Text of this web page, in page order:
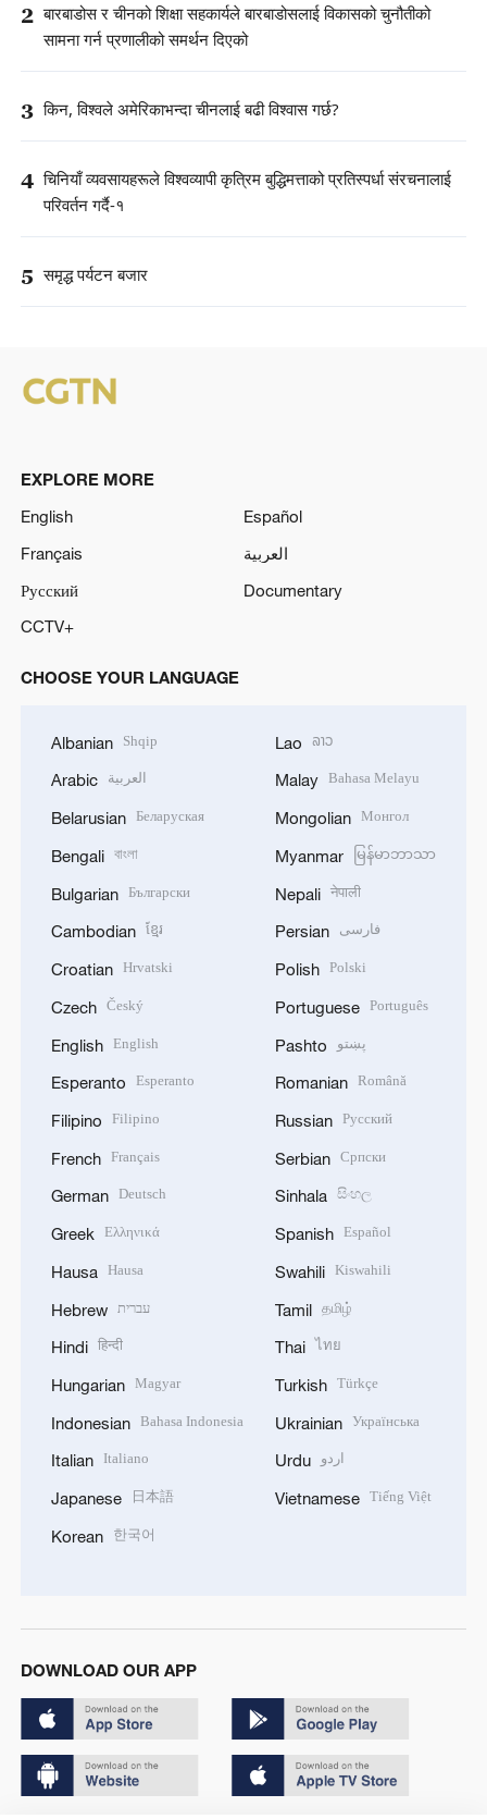
2 बारबाडोस र चीनको शिक्षा सहकार्यले बारबाडोसलाई विकासको चुनौतीको
सामना गर्न प्रणालीको समर्थन दिएको
3 किन, विश्वले अमेरिकाभन्दा चीनलाई बढी विश्वास गर्छ?
4 चिनियाँ व्यवसायहरूले विश्वव्यापी कृत्रिम बुद्धिमत्ताको प्रतिस्पर्धा संरचनालाई
परिवर्तन गर्दै-१
5 समृद्ध पर्यटन बजार
EXPLORE MORE
English
Español
Français
العربية
Русский
Documentary
CCTV+
CHOOSE YOUR LANGUAGE
Albanian Shqip
Arabic العربية
Belarusian Беларуская
Bengali বাংলা
Bulgarian Български
Cambodian ខ្មែរ
Croatian Hrvatski
Czech Český
English English
Esperanto Esperanto
Filipino Filipino
French Français
German Deutsch
Greek Ελληνικά
Hausa Hausa
Hebrew עברית
Hindi हिन्दी
Hungarian Magyar
Indonesian Bahasa Indonesia
Italian Italiano
Japanese 日本語
Korean 한국어
Lao ລາວ
Malay Bahasa Melayu
Mongolian Монгол
Myanmar မြန်မာဘာသာ
Nepali नेपाली
Persian فارسی
Polish Polski
Portuguese Português
Pashto پښتو
Romanian Română
Russian Русский
Serbian Српски
Sinhala සිංහල
Spanish Español
Swahili Kiswahili
Tamil தமிழ்
Thai ไทย
Turkish Türkçe
Ukrainian Українська
Urdu اردو
Vietnamese Tiếng Việt
DOWNLOAD OUR APP